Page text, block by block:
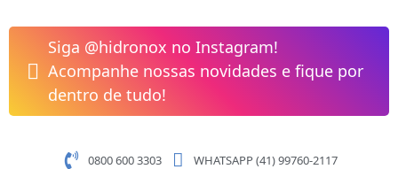
para
conteúdo
Siga @hidronox no Instagram!
Acompanhe nossas novidades e fique por
dentro de tudo!
0800 600 3303 WHATSAPP (41) 99760-2117
de
Alimentos
25cm
Branco
Mimo